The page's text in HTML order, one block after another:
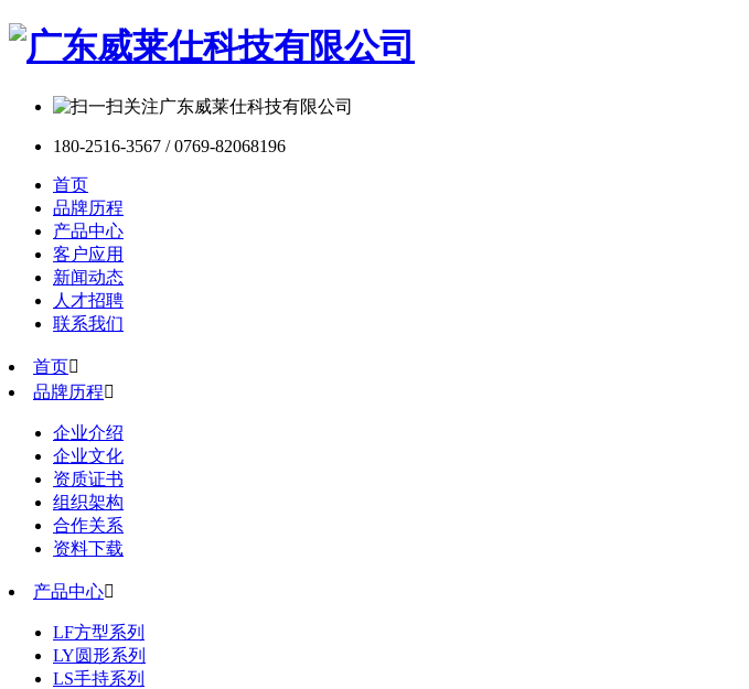
180-2516-3567 / 0769-82068196
首页
品牌历程
产品中心
客户应用
新闻动态
人才招聘
联系我们
首页
品牌历程
企业介绍
企业文化
资质证书
组织架构
合作关系
资料下载
产品中心
LF方型系列
LY圆形系列
LS手持系列